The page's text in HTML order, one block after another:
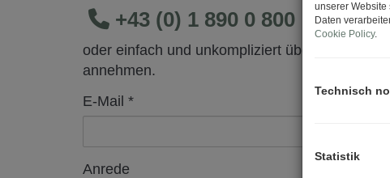
+43 (0) 1 890 0 800
oder einfach und unkompliziert über das
annehmen.
E-Mail
Anrede
unserer
Daten
Cookie Policy.
Technisch
Statistik